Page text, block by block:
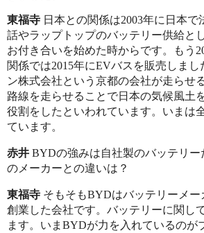
東福寺 日本との関係は2003年に日本で
話やラップトップのバッテリー供給と
お付き合いを始めた時からです。もう
関係では2015年にEVバスを販売しまし
ン株式会社という京都の会社が走らせ
路線を走らせることで日本の気候風土
役割をしたといわれています。いまは
ています。
赤井 BYDの強みは自社製のバッテリ
のメーカーとの違いは？
東福寺 そもそもBYDはバッテリーメー
創業した会社です。バッテリーに関し
ます。いまBYDが力を入れているのが